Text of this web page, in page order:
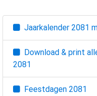
Jaarkalender 2081
Download & print
2081
Feestdagen 2081